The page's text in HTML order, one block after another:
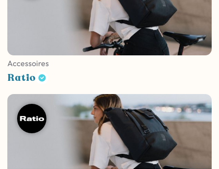
Accessoires
Ratio